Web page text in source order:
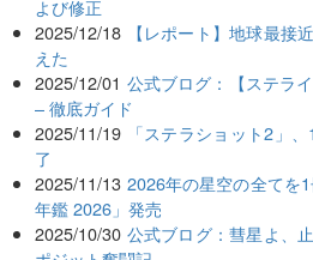
よび修正
2025/12/18
【レポート】地球最接
えた
2025/12/01 公式ブログ：【ステラ
– 徹底ガイド
2025/11/19
「ステラショット2」
了
2025/11/13 2026年の星空の全てを
年鑑 2026」発売
2025/10/30 公式ブログ：彗星よ、